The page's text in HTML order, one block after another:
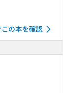
の本を確認